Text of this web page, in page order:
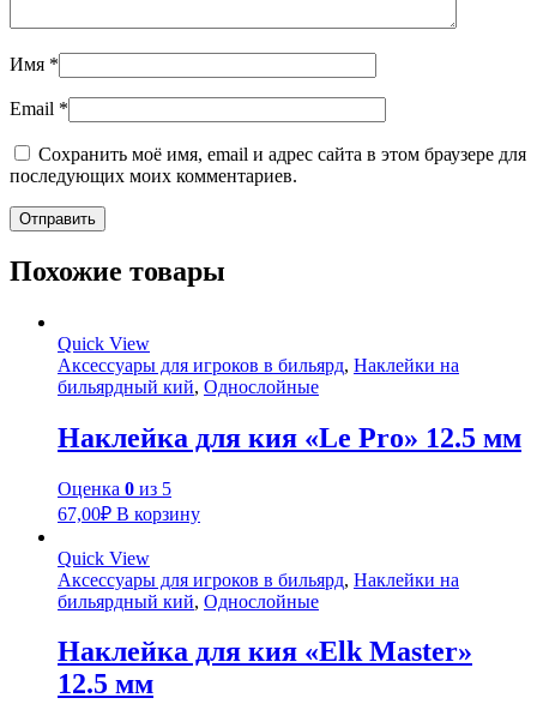
Имя *
Email *
Сохранить моё имя, email и адрес сайта в этом браузере для
последующих моих комментариев.
Похожие товары
Quick View
Аксессуары для игроков в бильярд, Наклейки на
бильярдный кий, Однослойные
Наклейка для кия «Le Pro» 12.5 мм
Оценка 0 из 5
67,00₽ В корзину
Quick View
Аксессуары для игроков в бильярд, Наклейки на
бильярдный кий, Однослойные
Наклейка для кия «Elk Master»
12.5 мм